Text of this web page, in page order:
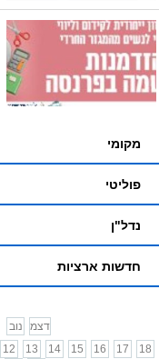
מקומי
פוליטי
נדל"ן
חדשות ארציות
נוב
דצמ
12 13 14 15 16 17
18